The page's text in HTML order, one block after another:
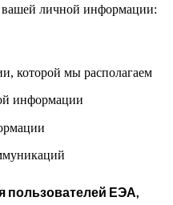
личной информации:
которой мы располагаем
информации
пользователей ЕЭА,